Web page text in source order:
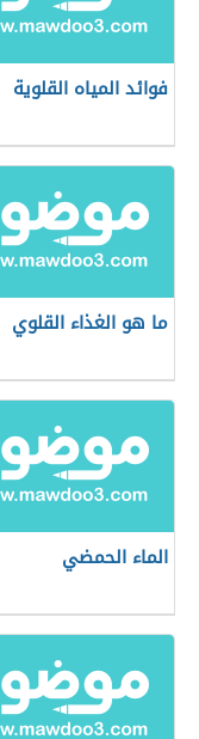
فوائد المياه القلوية
ما هو الغذاء القلوي
الماء الحمضي